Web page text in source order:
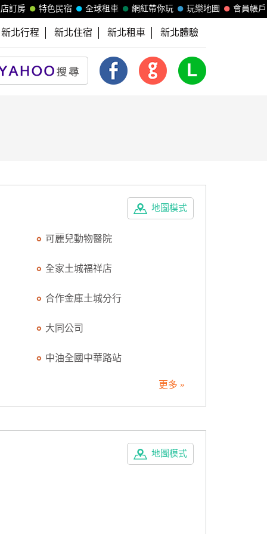
會員帳戶
玩樂地圖
網紅帶你玩
全球租車
特色民宿
訂房
新北行程 新北住宿 新北租車 新北體驗
地圖模式
可麗兒動物醫院
全家土城福祥店
合作金庫土城分行
大同公司
中油全國中華路站
更多 »
地圖模式